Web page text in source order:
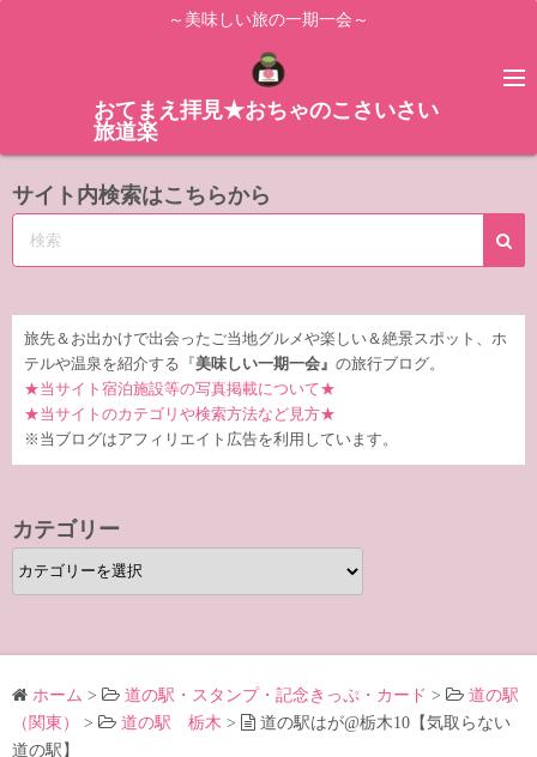
ス
ッ
～美味しい旅の一期一会～
おてまえ拝見★おちゃのこさいさい
旅道楽
サイト内検索はこちらから
旅先＆お出かけで出会ったご当地グルメや楽しい＆絶景スポット、ホ
テルや温泉を紹介する『 美味しい一期一会』 の旅行ブログ。
★当サイト宿泊施設等の写真掲載について★
★当サイトのカテゴリや検索方法など見方★
※当ブログはアフィリエイト広告を利用しています。
カテゴリー
カ
テ
リ
ー ホーム > 道の駅・スタンプ・記念きっぷ・カード >
道の駅
（関東）
> 道の駅 栃木 >
道の駅はが@栃木10【気取らない
道の駅】